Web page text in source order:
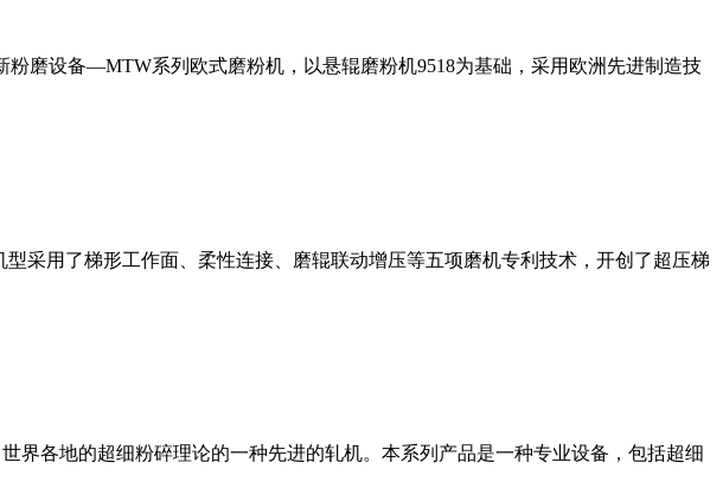
磨设备—MTW系列欧式磨粉机，以悬辊磨粉机9518为基础，采用欧洲先进制造技
采用了梯形工作面、柔性连接、磨辊联动增压等五项磨机专利技术，开创了超压梯
界各地的超细粉碎理论的一种先进的轧机。本系列产品是一种专业设备，包括超细